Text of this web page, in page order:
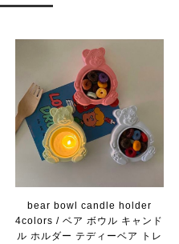
bear bowl candle holder
4colors / ベア ボウル キャンド
ル ホルダー テディーベア トレ